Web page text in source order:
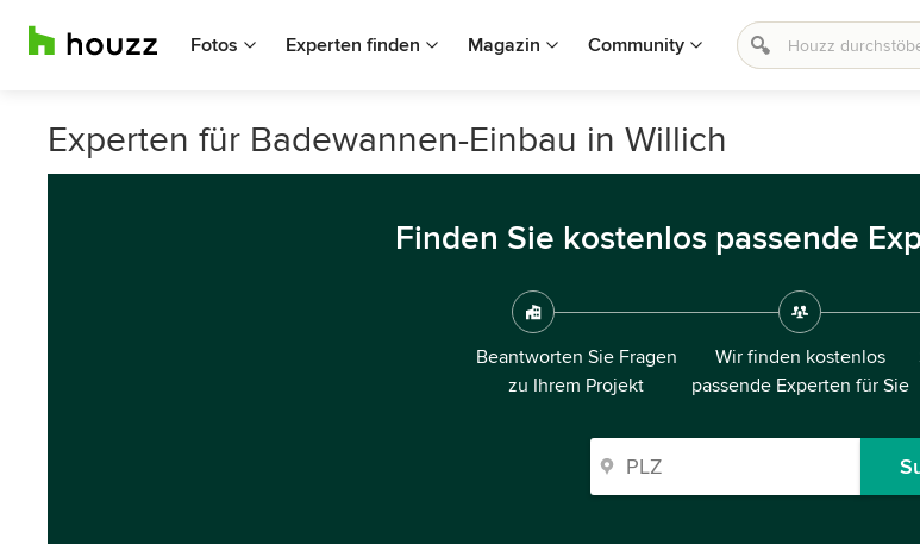
Fotos Experten finden Magazin Community
Experten für Badewannen-Einbau in Willich
Finden Sie kostenlos passende
Beantworten Sie Fragen
zu Ihrem Projekt
Wir finden kostenlos
passende Experten für Sie